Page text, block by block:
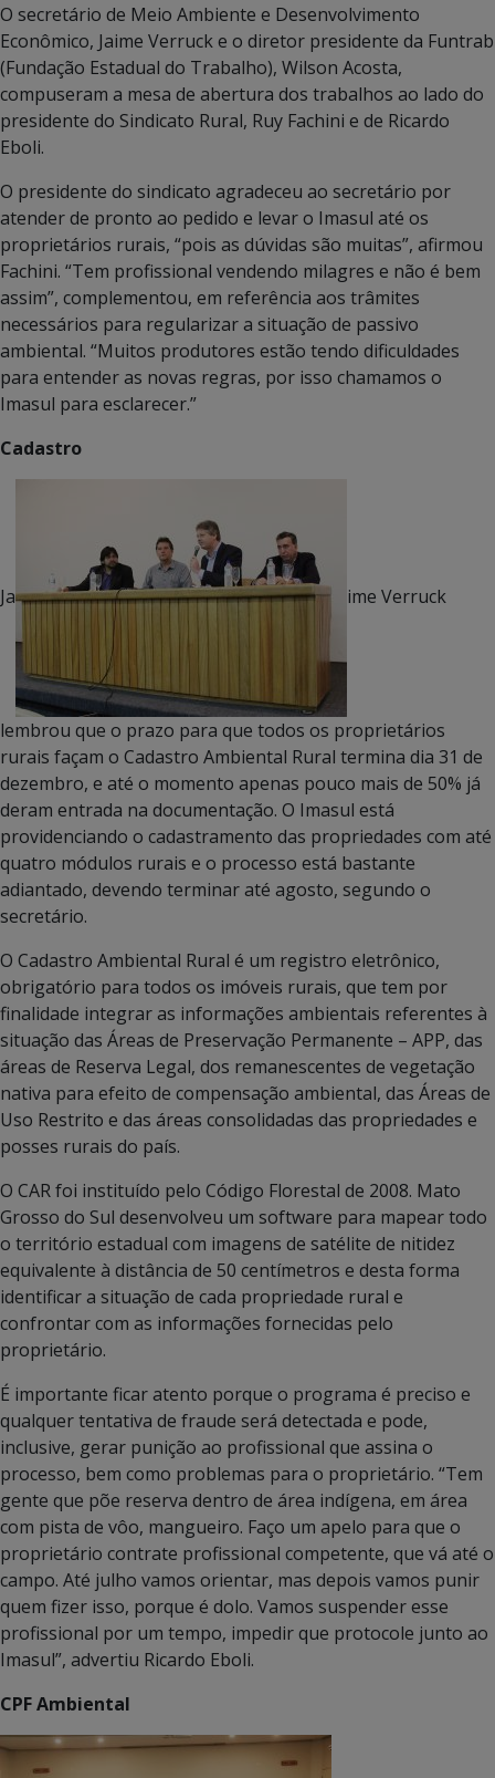
O secretário de Meio Ambiente e Desenvolvimento
Econômico, Jaime Verruck e o diretor presidente da Funtrab
(Fundação Estadual do Trabalho), Wilson Acosta,
compuseram a mesa de abertura dos trabalhos ao lado do
presidente do Sindicato Rural, Ruy Fachini e de Ricardo
Eboli.
O presidente do sindicato agradeceu ao secretário por
atender de pronto ao pedido e levar o Imasul até os
proprietários rurais, “pois as dúvidas são muitas”, afirmou
Fachini. “Tem profissional vendendo milagres e não é bem
assim”, complementou, em referência aos trâmites
necessários para regularizar a situação de passivo
ambiental. “Muitos produtores estão tendo dificuldades
para entender as novas regras, por isso chamamos o
Imasul para esclarecer.”
Cadastro
Ja ime Verruck
lembrou que o prazo para que todos os proprietários
rurais façam o Cadastro Ambiental Rural termina dia 31 de
dezembro, e até o momento apenas pouco mais de 50% já
deram entrada na documentação. O Imasul está
providenciando o cadastramento das propriedades com até
quatro módulos rurais e o processo está bastante
adiantado, devendo terminar até agosto, segundo o
secretário.
O Cadastro Ambiental Rural é um registro eletrônico,
obrigatório para todos os imóveis rurais, que tem por
finalidade integrar as informações ambientais referentes à
situação das Áreas de Preservação Permanente – APP, das
áreas de Reserva Legal, dos remanescentes de vegetação
nativa para efeito de compensação ambiental, das Áreas de
Uso Restrito e das áreas consolidadas das propriedades e
posses rurais do país.
O CAR foi instituído pelo Código Florestal de 2008. Mato
Grosso do Sul desenvolveu um software para mapear todo
o território estadual com imagens de satélite de nitidez
equivalente à distância de 50 centímetros e desta forma
identificar a situação de cada propriedade rural e
confrontar com as informações fornecidas pelo
proprietário.
É importante ficar atento porque o programa é preciso e
qualquer tentativa de fraude será detectada e pode,
inclusive, gerar punição ao profissional que assina o
processo, bem como problemas para o proprietário. “Tem
gente que põe reserva dentro de área indígena, em área
com pista de vôo, mangueiro. Faço um apelo para que o
proprietário contrate profissional competente, que vá até o
campo. Até julho vamos orientar, mas depois vamos punir
quem fizer isso, porque é dolo. Vamos suspender esse
profissional por um tempo, impedir que protocole junto ao
Imasul”, advertiu Ricardo Eboli.
CPF Ambiental